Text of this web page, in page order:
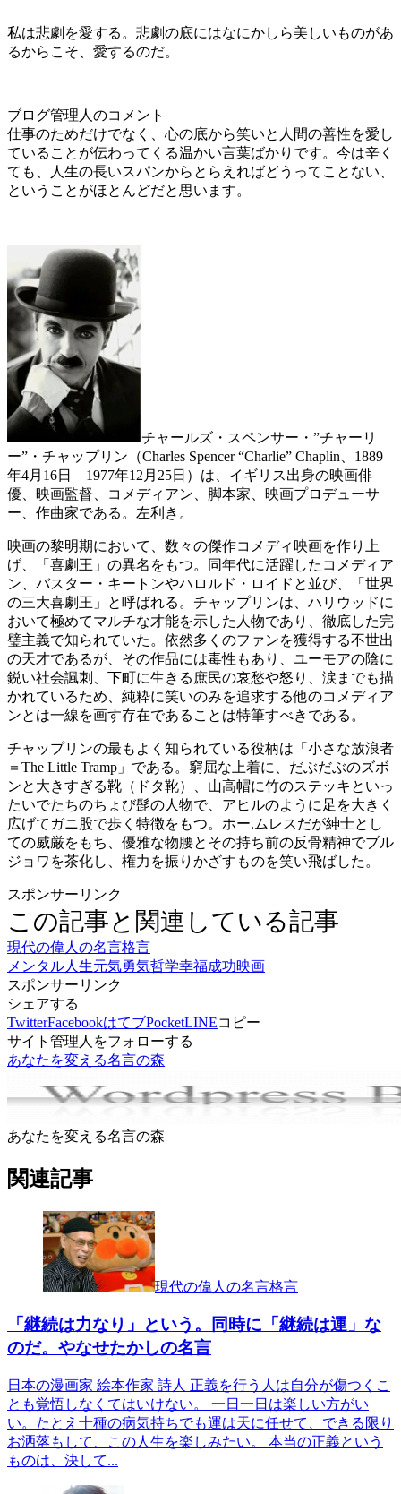
私は悲劇を愛する。悲劇の底にはなにかしら美しいものがあ
るからこそ、愛するのだ。
ブログ管理人のコメント
仕事のためだけでなく、心の底から笑いと人間の善性を愛し
ていることが伝わってくる温かい言葉ばかりです。今は辛く
ても、人生の長いスパンからとらえればどうってことない、
ということがほとんどだと思います。
チャールズ・スペンサー・”チャーリ
ー”・チャップリン（Charles Spencer “Charlie” Chaplin、1889
年4月16日 – 1977年12月25日）は、イギリス出身の映画俳
優、映画監督、コメディアン、脚本家、映画プロデューサ
ー、作曲家である。左利き。
映画の黎明期において、数々の傑作コメディ映画を作り上
げ、「喜劇王」の異名をもつ。同年代に活躍したコメディア
ン、バスター・キートンやハロルド・ロイドと並び、「世界
の三大喜劇王」と呼ばれる。チャップリンは、ハリウッドに
おいて極めてマルチな才能を示した人物であり、徹底した完
璧主義で知られていた。依然多くのファンを獲得する不世出
の天才であるが、その作品には毒性もあり、ユーモアの陰に
鋭い社会諷刺、下町に生きる庶民の哀愁や怒り、涙までも描
かれているため、純粋に笑いのみを追求する他のコメディア
ンとは一線を画す存在であることは特筆すべきである。
チャップリンの最もよく知られている役柄は「小さな放浪者
＝The Little Tramp」である。窮屈な上着に、だぶだぶのズボ
ンと大きすぎる靴（ドタ靴）、山高帽に竹のステッキといっ
たいでたちのちょび髭の人物で、アヒルのように足を大きく
広げてガニ股で歩く特徴をもつ。ホー.ムレスだが紳士とし
ての威厳をもち、優雅な物腰とその持ち前の反骨精神でブル
ジョワを茶化し、権力を振りかざすものを笑い飛ばした。
スポンサーリンク
この記事と関連している記事
現代の偉人の名言格言
メンタル人生元気勇気哲学幸福成功映画
スポンサーリンク
シェアする
TwitterFacebookはてブPocketLINEコピー
サイト管理人をフォローする
あなたを変える名言の森
あなたを変える名言の森
関連記事
現代の偉人の名言格言
「継続は力なり」という。同時に「継続は運」な
のだ。やなせたかしの名言
日本の漫画家 絵本作家 詩人 正義を行う人は自分が傷つくこ
とも覚悟しなくてはいけない。 一日一日は楽しい方がい
い。たとえ十種の病気持ちでも運は天に任せて、できる限り
お洒落もして、この人生を楽しみたい。 本当の正義という
ものは、決して...